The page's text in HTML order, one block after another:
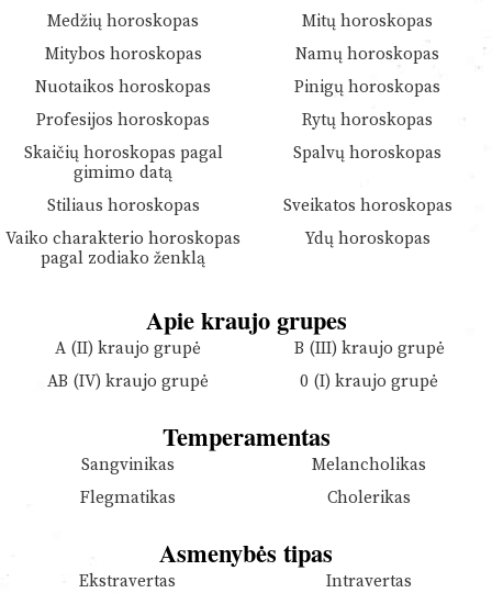
Medžių horoskopas
Mitų horoskopas
Mitybos horoskopas
Namų horoskopas
Nuotaikos horoskopas
Pinigų horoskopas
Profesijos horoskopas
Rytų horoskopas
Skaičių horoskopas pagal
gimimo datą
Spalvų horoskopas
Stiliaus horoskopas
Sveikatos horoskopas
Vaiko charakterio horoskopas
pagal zodiako ženklą
Ydų horoskopas
Apie kraujo grupes
A (II) kraujo grupė
B (III) kraujo grupė
AB (IV) kraujo grupė
0 (I) kraujo grupė
Temperamentas
Sangvinikas
Melancholikas
Flegmatikas
Cholerikas
Asmenybės tipas
Ekstravertas Intravertas